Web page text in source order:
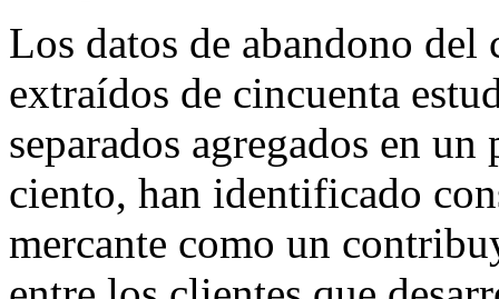
Los datos de abandono
extraídos de cincuenta
separados agregados en
ciento, han identificado
mercante como un